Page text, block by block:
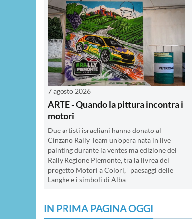
7 agosto 2026
ARTE - Quando la pittura incontra i
motori
Due artisti israeliani hanno donato al
Cinzano Rally Team un'opera nata in live
painting durante la ventesima edizione del
Rally Regione Piemonte, tra la livrea del
progetto Motori a Colori, i paesaggi delle
Langhe e i simboli di Alba
IN PRIMA PAGINA OGGI